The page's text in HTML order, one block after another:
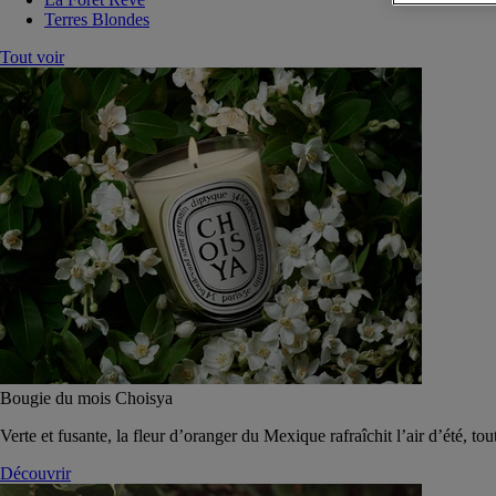
Terres Blondes
Tout voir
Bougie du mois Choisya
Verte et fusante, la fleur d’oranger du Mexique rafraîchit l’air d’été,
Découvrir